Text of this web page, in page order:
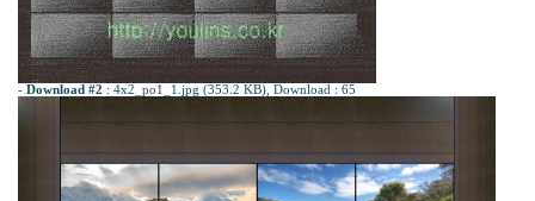
- Download #2 : 4x2_po1_1.jpg (353.2 KB) , Download : 65